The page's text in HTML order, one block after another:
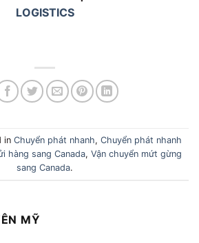
LOGISTICS
in Chuyển phát nhanh, Chuyển phát nhanh
hàng sang Canada, Vận chuyển mứt gừng
sang Canada.
MỸ